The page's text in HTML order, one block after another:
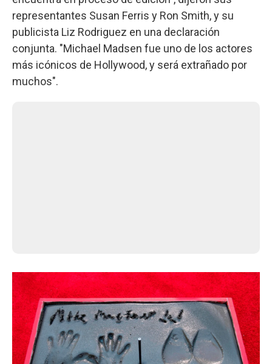
representantes Susan Ferris y Ron Smith, y su
publicista Liz Rodriguez en una declaración
conjunta. "Michael Madsen fue uno de los actores
más icónicos de Hollywood, y será extrañado por
muchos".